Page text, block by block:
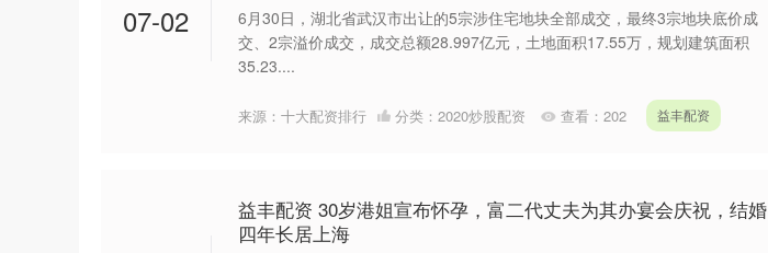
07-02
6月30日，湖北省武汉市出让的5宗涉住宅地块全部成交，最终3宗地块底价成
交、2宗溢价成交，成交总额28.997亿元，土地面积17.55万，规划建筑面积
35.23....
来源：十大配资排行 分类： 2020炒股配资 查看： 202 益丰配资
益丰配资 30岁港姐宣布怀孕，富二代丈夫为其办宴会庆祝，结婚
四年长居上海